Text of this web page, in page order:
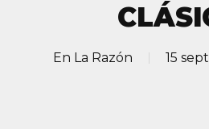
En La Razón 15